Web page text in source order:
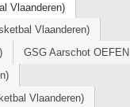
Vlaanderen)
Vlaanderen)
GSG Aarschot
Vlaanderen)